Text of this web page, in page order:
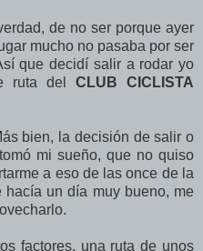
de no ser porque ayer
mucho no pasaba por ser
que decidí salir a rodar yo
ruta del CLUB CICLISTA
bien, la decisión de salir o
mi sueño, que no quiso
a eso de las once de la
un día muy bueno, me
factores, una ruta de unos